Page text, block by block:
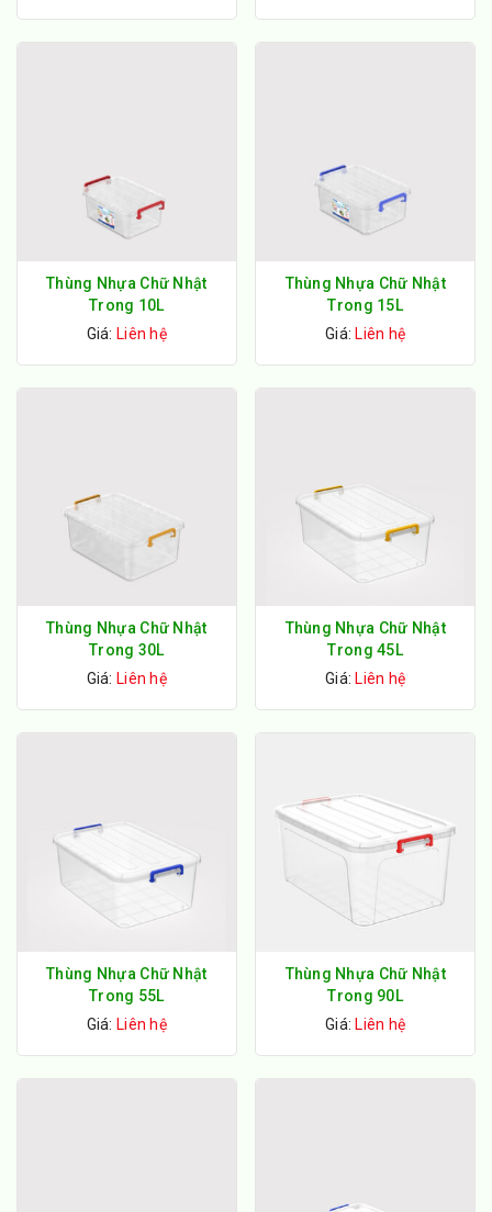
Thùng Nhựa Chữ Nhật
Trong 10L
Giá: Liên hệ
Thùng Nhựa Chữ Nhật
Trong 15L
Giá: Liên hệ
Thùng Nhựa Chữ Nhật
Trong 30L
Giá: Liên hệ
Thùng Nhựa Chữ Nhật
Trong 45L
Giá: Liên hệ
Thùng Nhựa Chữ Nhật
Trong 55L
Giá: Liên hệ
Thùng Nhựa Chữ Nhật
Trong 90L
Giá: Liên hệ